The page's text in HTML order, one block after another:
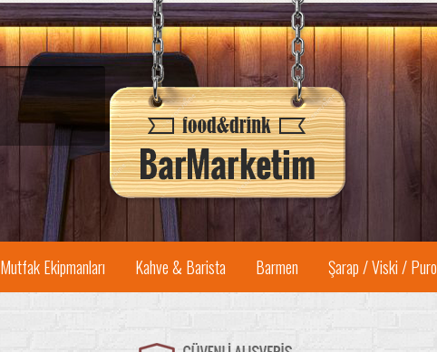
Mutfak Ekipmanları Kahve & Barista Barmen Şarap / Viski / Puro